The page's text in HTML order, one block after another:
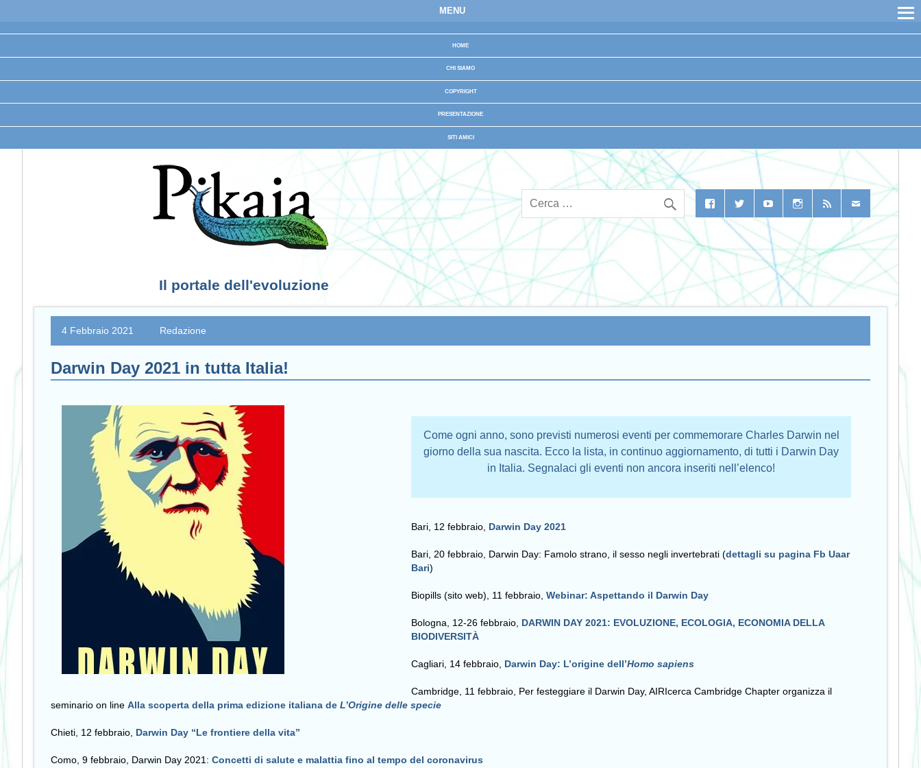
MENU
HOME
CHI SIAMO
COPYRIGHT
PRESENTAZIONE
SITI AMICI
Il portale dell'evoluzione
4 Febbraio 2021 Redazione
Darwin Day 2021 in tutta Italia!
Come ogni anno, sono previsti numerosi eventi per commemorare Charles Darwin nel
giorno della sua nascita. Ecco la lista, in continuo aggiornamento, di tutti i Darwin Day
in Italia. Segnalaci gli eventi non ancora inseriti nell’elenco!
Bari, 12 febbraio, Darwin Day 2021
Bari, 20 febbraio, Darwin Day: Famolo strano, il sesso negli invertebrati (dettagli su pagina Fb Uaar
Bari)
Biopills (sito web), 11 febbraio, Webinar: Aspettando il Darwin Day
Bologna, 12-26 febbraio, DARWIN DAY 2021: EVOLUZIONE, ECOLOGIA, ECONOMIA DELLA
BIODIVERSITÀ
Cagliari, 14 febbraio, Darwin Day: L’origine dell’Homo sapiens
Cambridge, 11 febbraio, Per festeggiare il Darwin Day, AIRIcerca Cambridge Chapter organizza il
seminario on line Alla scoperta della prima edizione italiana de L’Origine delle specie
Chieti, 12 febbraio, Darwin Day “Le frontiere della vita”
Como, 9 febbraio, Darwin Day 2021: Concetti di salute e malattia fino al tempo del coronavirus